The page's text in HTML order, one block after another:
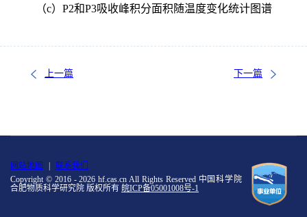
（c） P2和P3吸收峰积分面积随温度变化统计图谱
上一篇 下一篇
网站地图 | 联系我们
Copyright © 2016 -2026 hf.cas.cn All Rights Reserved 中国科学院
合肥物质科学研究院 版权所有 皖ICP备05001008号-1